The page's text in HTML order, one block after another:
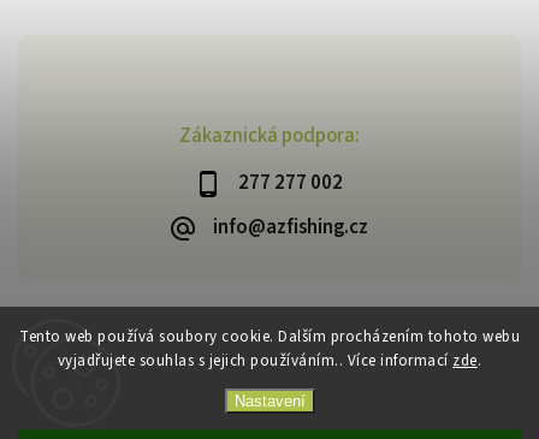
Tento web používá soubory cookie. Dalším procházením tohoto webu
vyjadřujete souhlas s jejich používáním.. Více informací zde.
Nastavení
Zákaznická podpora:
277 277 002
info@azfishing.cz
Copyright 2026AzFishing.cz. Všechna práva vyhrazena.
VytvořilShoptet| Design